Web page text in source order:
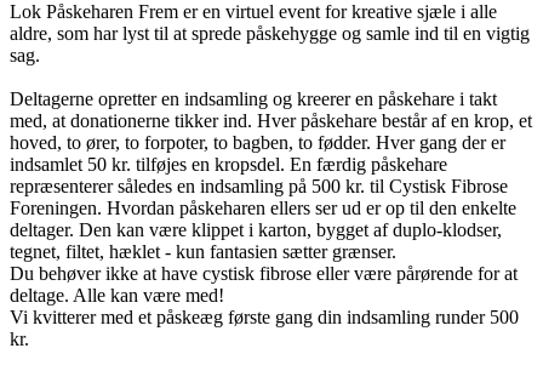
Lok Påskeharen Frem er en virtuel event for kreative sjæle i alle
aldre, som har lyst til at sprede påskehygge og samle ind til en vigtig
sag.
Deltagerne opretter en indsamling og kreerer en påskehare i takt
med, at donationerne tikker ind. Hver påskehare består af en krop, et
hoved, to ører, to forpoter, to bagben, to fødder. Hver gang der er
indsamlet 50 kr. tilføjes en kropsdel. En færdig påskehare
repræsenterer således en indsamling på 500 kr. til Cystisk Fibrose
Foreningen. Hvordan påskeharen ellers ser ud er op til den enkelte
deltager. Den kan være klippet i karton, bygget af duplo-klodser,
tegnet, filtet, hæklet - kun fantasien sætter grænser.
Du behøver ikke at have cystisk fibrose eller være pårørende for at
deltage. Alle kan være med!
Vi kvitterer med et påskeæg første gang din indsamling runder 500
kr.